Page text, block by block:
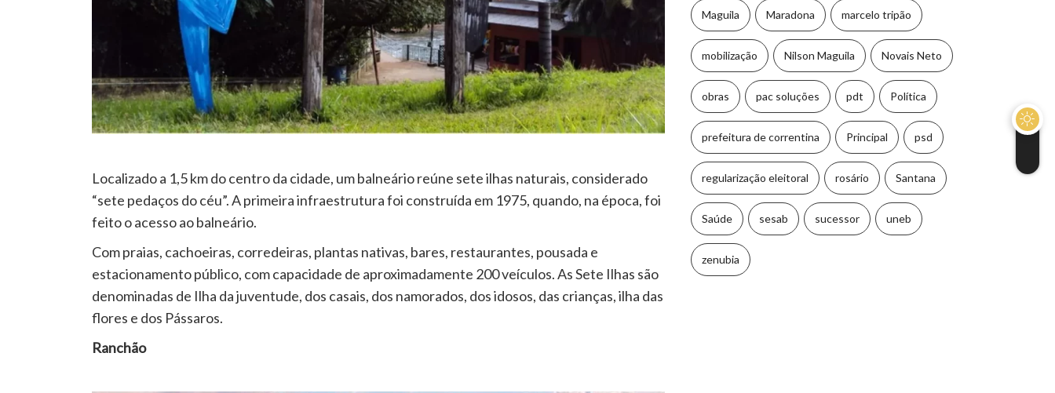
Localizado a 1,5 km do centro da cidade, um balneário reúne sete ilhas naturais, considerado
“sete pedaços do céu”. A primeira infraestrutura foi construída em 1975, quando, na época, foi
feito o acesso ao balneário.
Com praias, cachoeiras, corredeiras, plantas nativas, bares, restaurantes, pousada e
estacionamento público, com capacidade de aproximadamente 200 veículos. As Sete Ilhas são
denominadas de Ilha da juventude, dos casais, dos namorados, dos idosos, das crianças, ilha das
flores e dos Pássaros.
Ranchão
Maguila Maradona marcelo tripão
mobilização Nilson Maguila Novais Neto
obras pac soluções pdt Política
prefeitura de correntina Principal psd
regularização eleitoral rosário Santana
Saúde sesab sucessor uneb
zenubia